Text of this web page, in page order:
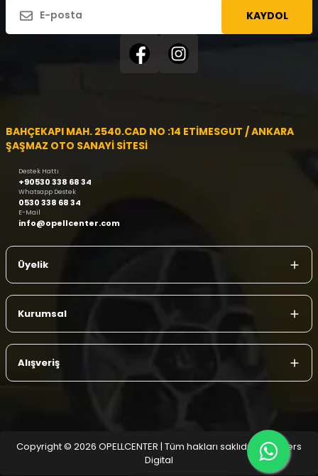
KAYDOL
BAHÇEKAPI MAH. 2540.CAD NO :14 ETİMESGUT / ANKARA
ŞAŞMAZ OTO SANAYİ SİTESİ
Destek Hattı
+90530 338 68 34
Whatsapp Destek
0530 338 68 34
E-Mail
info@opellcenter.com
Üyelik
Kurumsal
Alışveriş
Copyright © 2026 OPELLCENTER | Tüm hakları saklıdır.
| Reliefers
Digital